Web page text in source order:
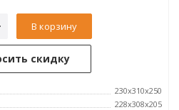
В корзину
скидку
230x310x250
228x308x205